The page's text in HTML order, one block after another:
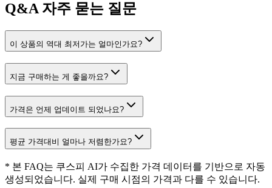
Q&A자주 묻는 질문
이 상품의 역대 최저가는 얼마인가요?
지금 구매하는 게 좋을까요?
가격은 언제 업데이트 되었나요?
평균 가격대비 얼마나 저렴한가요?
* 본 FAQ는 쿠스피 AI가 수집한 가격 데이터를 기반으로 자동
생성되었습니다. 실제 구매 시점의 가격과 다를 수 있습니다.